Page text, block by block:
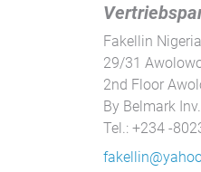
Fakellin
29/31
2nd Floor
By Belmark
Tel.: +234 -
Google Tag
Analytics
EXTERNE
Um Inhalte von